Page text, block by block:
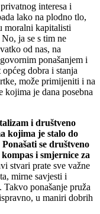
interesa i
lako na plodno tlo,
moralni kapitalisti
ja se s tim ne
od nas, na
ponašanjem i
dobra i stanja
može primijeniti i na
kojima je dana posebna
i društveno
kojima je stalo do
se društveno
i smjernice za
stvari prate sve važne
mirne savjesti i
ponašanje pruža
u maniri dobrih